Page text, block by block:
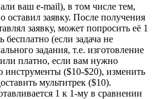
ваш e-mail), в том числе тем,
оставил заявку. После получения
заявку, может попросить её 1
бесплатно (если задача не
задания, т.е. изготовление
платно, если вам нужно
инструменты ($10-$20), изменить
мультитрек ($10).
1 к 1-му в сравнении